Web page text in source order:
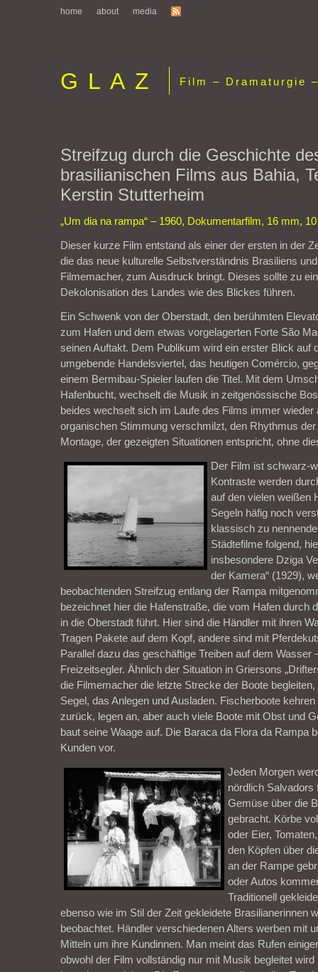
home about media
GLAZ Film – Dramaturgie
Streifzug durch die Geschichte
brasilianischen Films aus Bahia,
Kerstin Stutterheim
„Um dia na rampa“ – 1960, Dokumentarfilm, 16 mm,
Dieser kurze Film entstand als einer der ersten in der
die das neue kulturelle Selbstverständnis Brasiliens
Filmemacher, zum Ausdruck bringt. Dieses sollte zu
Dekolonisation des Landes wie des Blickes führen.
Ein Schwenk von der Oberstadt, den berühmten
zum Hafen und dem etwas vorgelagerten Forte São
seinen Auftakt. Dem Publikum wird ein erster Blick auf
umgebende Handelsviertel, das heutigen Comércio,
einem Bermibau-Spieler laufen die Titel. Mit dem
Hafenbucht, wechselt die Musik in zeitgenössische
beides wechselt sich im Laufe des Films immer wieder
organischen Stimmung verschmilzt, den Rhythmus
Montage, der gezeigten Situationen entspricht, ohne
Der Film ist schwarz-
Kontraste werden
auf den vielen weißen
Segeln häfig noch
klassisch zu
Städtefilme folgend,
insbesondere Dziga
der Kamera“ (1929),
beobachtenden Streifzug entlang der Rampa
bezeichnet hier die Hafenstraße, die vom Hafen durch
in die Oberstadt führt. Hier sind die Händler mit ihren
Tragen Pakete auf dem Kopf, andere sind mit
Parallel dazu das geschäftige Treiben auf dem Wasser
Freizeitsegler. Ähnlich der Situation in Griersons
die Filmemacher die letzte Strecke der Boote
Segel, das Anlegen und Ausladen. Fischerboote
zurück, legen an, aber auch viele Boote mit Obst und
baut seine Waage auf. Die Baraca da Flora da Rampa
Kunden vor.
Jeden Morgen
nördlich
Gemüse über die
gebracht. Körbe
oder Eier,
den Köpfen über
an der Rampe
oder Autos
Traditionell
ebenso wie im Stil der Zeit gekleidete Brasilianerinnen
beobachtet. Händler verschiedenen Alters werben mit
Mitteln um ihre Kundinnen. Man meint das Rufen
obwohl der Film vollständig nur mit Musik begleitet wird